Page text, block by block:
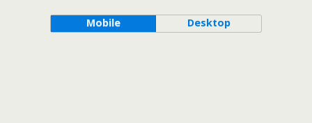
Mobile Desktop